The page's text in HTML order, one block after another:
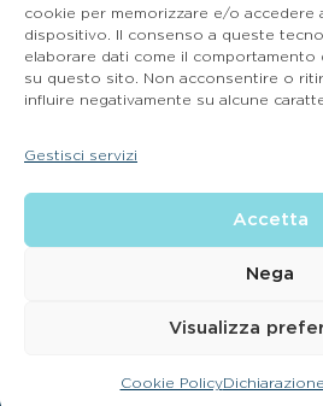
cookie per memorizzare e/o accedere
dispositivo. Il consenso a queste
elaborare dati come il comportamento
su questo sito. Non acconsentire o
influire negativamente su alcune
Gestisci servizi
Accetta
Nega
Visualizza
Cookie Policy
Cookie
P.IVA 03864990134 SDI:SUBM70N
sociale deliberato
| Email:
CONTATTA LA CLINICA